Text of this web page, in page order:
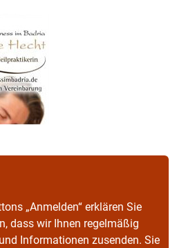
„Anmelden“ erklären Sie
dass wir Ihnen regelmäßig
Informationen zusenden. Sie